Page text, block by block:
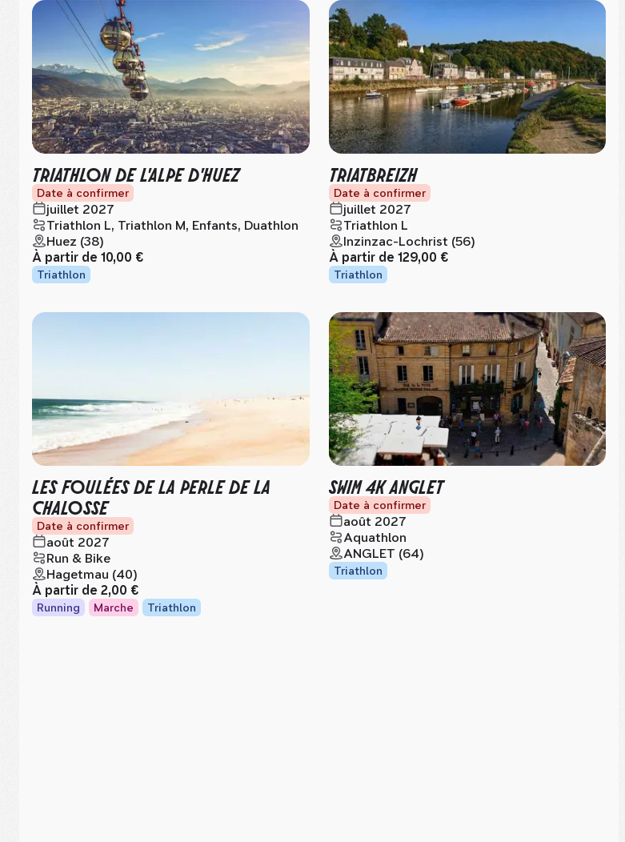
TRIATHLON DE L'ALPE D'HUEZ
Date à confirmer
juillet 2027
Triathlon L, Triathlon M, Enfants, Duathlon
Huez (38)
À partir de 10,00 €
Triathlon
TRIATBREIZH
Date à confirmer
juillet 2027
Triathlon L
Inzinzac-Lochrist (56)
À partir de 129,00 €
Triathlon
LES FOULÉES DE LA PERLE DE LA
CHALOSSE
Date à confirmer
août 2027
Run & Bike
Hagetmau (40)
À partir de 2,00 €
Running Marche Triathlon
SWIM 4K ANGLET
Date à confirmer
août 2027
Aquathlon
ANGLET (64)
Triathlon